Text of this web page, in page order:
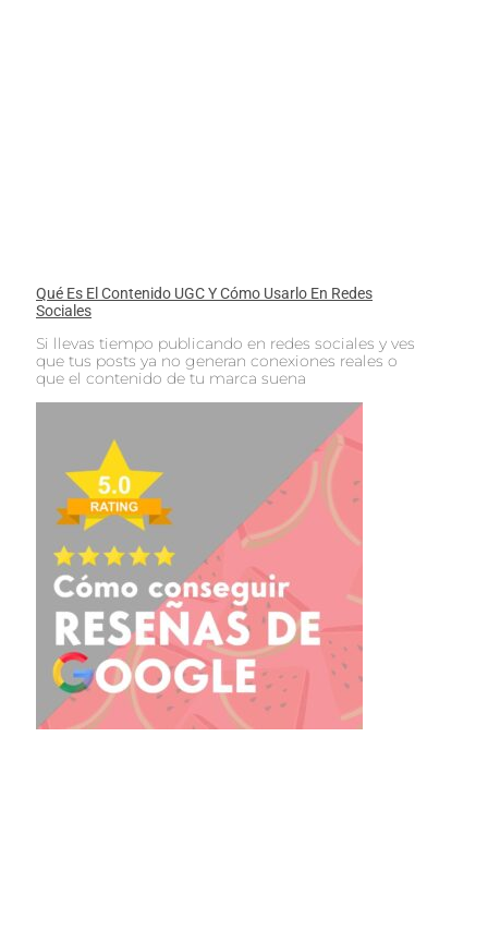
Qué Es El Contenido UGC Y Cómo Usarlo En Redes
Sociales
Si llevas tiempo publicando en redes sociales y ves
que tus posts ya no generan conexiones reales o
que el contenido de tu marca suena